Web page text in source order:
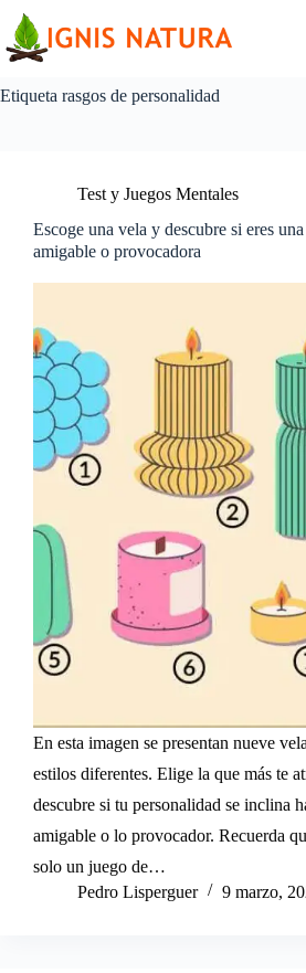
contenido
Etiqueta rasgos de personalidad
Test y Juegos Mentales
Escoge una vela y descubre si eres
amigable o provocadora
En esta imagen se presentan nueve
estilos diferentes. Elige la que más te
descubre si tu personalidad se inclina
amigable o lo provocador. Recuerda
solo un juego de…
Pedro Lisperguer
9 marzo,